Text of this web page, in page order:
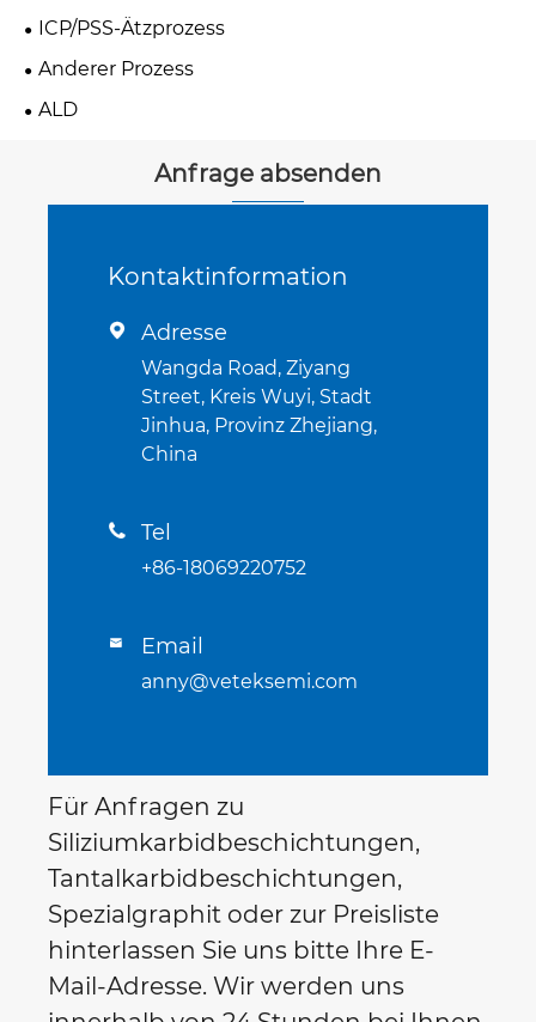
ICP/PSS-Ätzprozess
Anderer Prozess
ALD
Anfrage absenden
Kontaktinformation
 Adresse
Wangda Road, Ziyang
Street, Kreis Wuyi, Stadt
Jinhua, Provinz Zhejiang,
China
 Tel
+86-18069220752
 Email
anny@veteksemi.com
Für Anfragen zu
Siliziumkarbidbeschichtungen,
Tantalkarbidbeschichtungen,
Spezialgraphit oder zur Preisliste
hinterlassen Sie uns bitte Ihre E-
Mail-Adresse. Wir werden uns